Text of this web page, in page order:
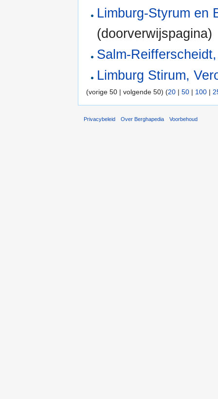
Limburg-Styrum en
Salm-
Limburg Stirum,
(vorige 50 | volgende 50) (20 | 50 | 100 |
Privacybeleid Over Berghapedia Voorbehoud